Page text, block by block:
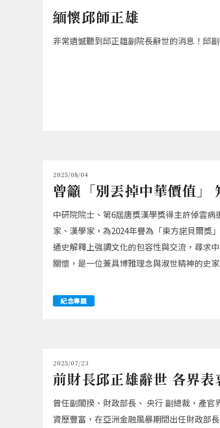
緬懷邱師正雄
非常遺憾聽到邱正雄副院長辭世的消息！邱
2025/08/04
曾籲「別丟掉中華價值」
中研院院士、第6屆唐獎漢學獎得主許倬雲
家、漢學家，為2024年譽為「東方諾貝爾獎
通史解釋上強調文化的包容性與交流，尋求
關懷，是一位兼具博雅理念與淑世精神的史家
紀念專題
2025/07/23
前財長邱正雄辭世 各界表
曾任副閣揆、財政部長、 央行 副總裁，產
資歷豐富，在亞洲金融風暴期間出任財政部